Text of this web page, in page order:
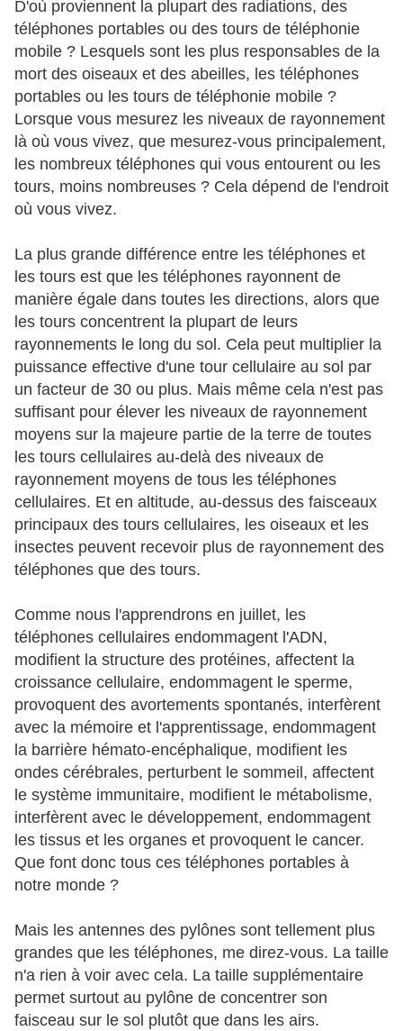
D'où proviennent la plupart des radiations, des
téléphones portables ou des tours de téléphonie
mobile ? Lesquels sont les plus responsables de la
mort des oiseaux et des abeilles, les téléphones
portables ou les tours de téléphonie mobile ?
Lorsque vous mesurez les niveaux de rayonnement
là où vous vivez, que mesurez-vous principalement,
les nombreux téléphones qui vous entourent ou les
tours, moins nombreuses ? Cela dépend de l'endroit
où vous vivez.
La plus grande différence entre les téléphones et
les tours est que les téléphones rayonnent de
manière égale dans toutes les directions, alors que
les tours concentrent la plupart de leurs
rayonnements le long du sol. Cela peut multiplier la
puissance effective d'une tour cellulaire au sol par
un facteur de 30 ou plus. Mais même cela n'est pas
suffisant pour élever les niveaux de rayonnement
moyens sur la majeure partie de la terre de toutes
les tours cellulaires au-delà des niveaux de
rayonnement moyens de tous les téléphones
cellulaires. Et en altitude, au-dessus des faisceaux
principaux des tours cellulaires, les oiseaux et les
insectes peuvent recevoir plus de rayonnement des
téléphones que des tours.
Comme nous l'apprendrons en juillet, les
téléphones cellulaires endommagent l'ADN,
modifient la structure des protéines, affectent la
croissance cellulaire, endommagent le sperme,
provoquent des avortements spontanés, interfèrent
avec la mémoire et l'apprentissage, endommagent
la barrière hémato-encéphalique, modifient les
ondes cérébrales, perturbent le sommeil, affectent
le système immunitaire, modifient le métabolisme,
interfèrent avec le développement, endommagent
les tissus et les organes et provoquent le cancer.
Que font donc tous ces téléphones portables à
notre monde ?
Mais les antennes des pylônes sont tellement plus
grandes que les téléphones, me direz-vous. La taille
n'a rien à voir avec cela. La taille supplémentaire
permet surtout au pylône de concentrer son
faisceau sur le sol plutôt que dans les airs.